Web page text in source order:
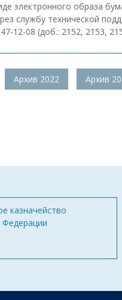
электронного образа
службу технической
12-08 (доб.: 2152, 2153,
Архив 2022 Архив
казначейство
Федерации